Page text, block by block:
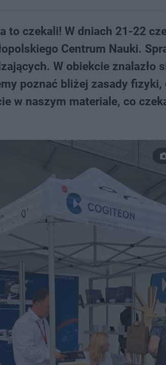
to czekali! W dniach 21-22
Centrum Nauki.
W obiekcie znalazło
poznać bliżej zasady fizyki,
w naszym materiale, co